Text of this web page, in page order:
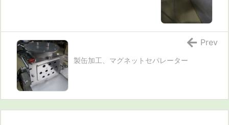
製缶加工、マグネットセパレーター
Prev